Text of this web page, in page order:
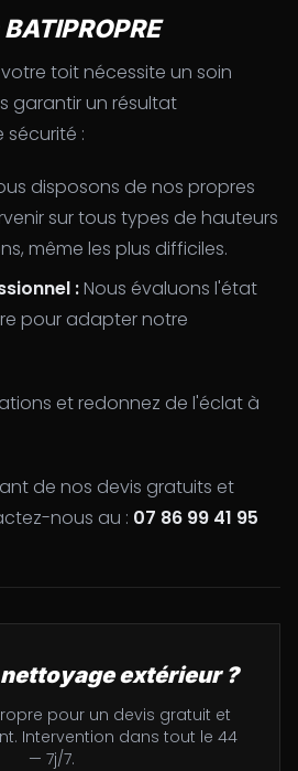
toit nécessite un soin
garantir un résultat
:
disposons de nos propres
sur tous types de hauteurs
même les plus difficiles.
:Nous évaluons l'état
pour adapter notre
et redonnez de l'éclat à
de nos devis gratuits et
nous au : 07 86 99 41 95
extérieur ?
pour un devis gratuit et
Intervention dans tout le 44
— 7j/7.